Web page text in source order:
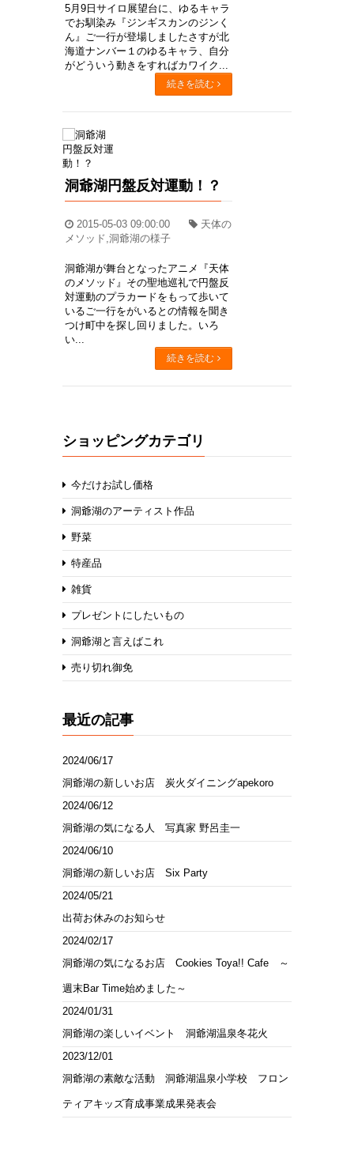
5月9日サイロ展望台に、ゆるキャラ
でお馴染み『ジンギスカンのジンく
ん』ご一行が登場しましたさすが北
海道ナンバー１のゆるキャラ、自分
がどういう動きをすればカワイク...
続きを読む
洞爺湖円盤反対運動！？
2015-05-03 09:00:00
天体の
メソッド,洞爺湖の様子
洞爺湖が舞台となったアニメ『天体
のメソッド』その聖地巡礼で円盤反
対運動のプラカードをもって歩いて
いるご一行をがいるとの情報を聞き
つけ町中を探し回りました。いろ
い...
続きを読む
ショッピングカテゴリ
今だけお試し価格
洞爺湖のアーティスト作品
野菜
特産品
雑貨
プレゼントにしたいもの
洞爺湖と言えばこれ
売り切れ御免
最近の記事
2024/06/17
洞爺湖の新しいお店 炭火ダイニングapekoro
2024/06/12
洞爺湖の気になる人 写真家 野呂圭一
2024/06/10
洞爺湖の新しいお店 Six Party
2024/05/21
出荷お休みのお知らせ
2024/02/17
洞爺湖の気になるお店 Cookies Toya!! Cafe ～
週末Bar Time始めました～
2024/01/31
洞爺湖の楽しいイベント 洞爺湖温泉冬花火
2023/12/01
洞爺湖の素敵な活動 洞爺湖温泉小学校 フロン
ティアキッズ育成事業成果発表会